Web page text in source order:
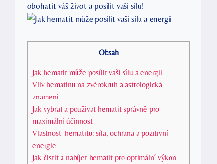
obohatit váš život a posílit vaši sílu!
Obsah
Jak hematit může posílit vaši sílu a energii
Vliv hematinu na zvěrokruh a astrologická
znamení
Jak vybrat a používat hematit správně pro
maximální účinnost
Vlastnosti hematitu: síla, ochrana a pozitivní
energie
Jak čistit a nabíjet hematit pro optimální výkon